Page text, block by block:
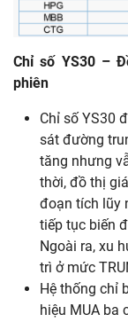
Chỉsố YS30 –
phiên
Chỉ số YS30
sát đường
tăng nhưng
thời, đồ thị
đoạn tích lũy
tiếp tục biến
Ngoài ra, xu
trì ở mức
Hệ thống chỉ
hiệu MUA ba